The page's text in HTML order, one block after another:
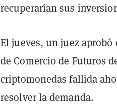
recuperarían sus
El jueves, un juez aprobó
de Comercio de Futuros
criptomonedas fallida
resolver la demanda.